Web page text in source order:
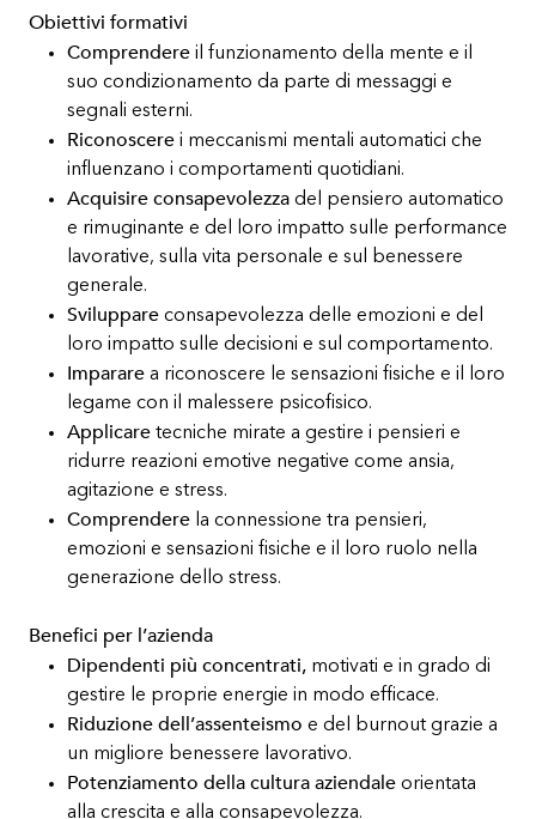
Obiettivi formativi
Comprendere il funzionamento della mente e il
suo condizionamento da parte di messaggi e
segnali esterni.
Riconoscere i meccanismi mentali automatici che
influenzano i comportamenti quotidiani.
Acquisire consapevolezza del pensiero automatico
e rimuginante e del loro impatto sulle performance
lavorative, sulla vita personale e sul benessere
generale.
Sviluppare consapevolezza delle emozioni e del
loro impatto sulle decisioni e sul comportamento.
Imparare a riconoscere le sensazioni fisiche e il loro
legame con il malessere psicofisico.
Applicare tecniche mirate a gestire i pensieri e
ridurre reazioni emotive negative come ansia,
agitazione e stress.
Comprendere la connessione tra pensieri,
emozioni e sensazioni fisiche e il loro ruolo nella
generazione dello stress.
Benefici per l’azienda
Dipendenti più concentrati, motivati e in grado di
gestire le proprie energie in modo efficace.
Riduzione dell’assenteismo e del burnout grazie a
un migliore benessere lavorativo.
Potenziamento della cultura aziendale orientata
alla crescita e alla consapevolezza.